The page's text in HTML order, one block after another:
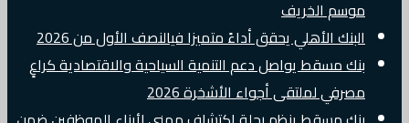
موسم الخريف
البنك الأهلي يحقق أداءً متميزا فيالنصف الأول من 2026
بنك مسقط يواصل دعم التنمية السياحية والاقتصادية كراعٍ
مصرفي لملتقى أجواء الأشخرة 2026